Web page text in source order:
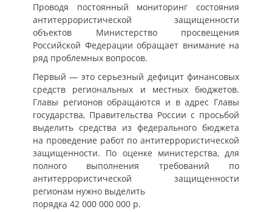
Проводя постоянный мониторинг состояния
антитеррористической защищенности
объектов Министерство просвещения
Российской Федерации обращает внимание на
ряд проблемных вопросов.
Первый — это серьезный дефицит финансовых
средств региональных и местных бюджетов.
Главы регионов обращаются и в адрес Главы
государства, Правительства России с просьбой
выделить средства из федерального бюджета
на проведение работ по антитеррористической
защищенности. По оценке министерства, для
полного выполнения требований по
антитеррористической защищенности
регионам нужно выделить
порядка 42 000 000 000 р.